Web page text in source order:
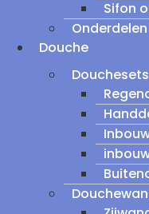
Sifon
Douche
Douchesets